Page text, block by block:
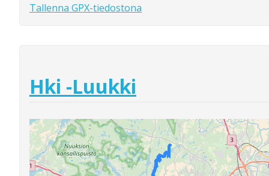
Tallenna GPX-tiedostona
Hki -Luukki